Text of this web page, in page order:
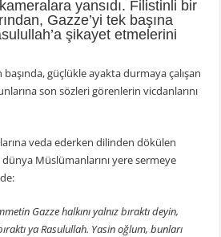
yansıdı. Filistinli bir
Gazze’yi tek başına
şikayet etmelerini
güçlükle ayakta durmaya çalışan
son sözleri görenlerin vicdanlarını
veda ederken dilinden dökülen
Müslümanlarını yere sermeye
Gazze halkını yalnız bıraktı deyin,
ya Rasulullah. Yasin oğlum, bunları